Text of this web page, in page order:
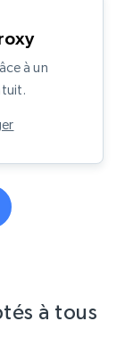
à un
à tous